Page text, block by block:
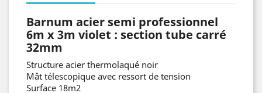
Barnum acier semi professionnel
6m x 3m violet : section tube carré
32mm
Structure acier thermolaqué noir
Mât télescopique avec ressort de tension
Surface 18m2